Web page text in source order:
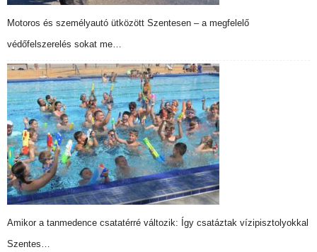
Motoros és személyautó ütközött Szentesen – a megfelelő
védőfelszerelés sokat me…
Amikor a tanmedence csatatérré változik: Így csatáztak vízipisztolyokkal
Szentes…